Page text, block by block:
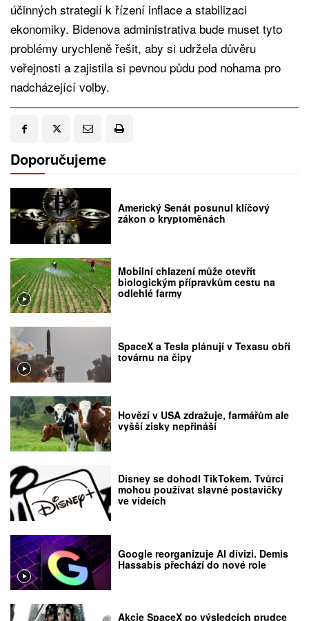
účinných strategií k řízení inflace a stabilizaci
ekonomiky. Bidenova administrativa bude muset tyto
problémy urychleně řešit, aby si udržela důvěru
veřejnosti a zajistila si pevnou půdu pod nohama pro
nadcházející volby.
Doporučujeme
Americký Senát posunul klíčový
zákon o kryptoměnách
Mobilní chlazení může otevřít
biologickým přípravkům cestu na
odlehlé farmy
SpaceX a Tesla plánují v Texasu obří
továrnu na čipy
Hovězí v USA zdražuje, farmářům ale
vyšší zisky nepřináší
Disney se dohodl TikTokem. Tvůrci
mohou používat slavné postavičky
ve videích
Google reorganizuje AI divizi. Demis
Hassabis přechází do nové role
Akcie SpaceX po výsledcích prudce